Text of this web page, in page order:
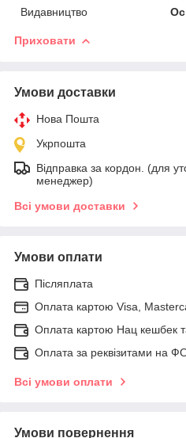
Видавництво
Приховати
Умови доставки
Нова Пошта
Укрпошта
Відправка за кордон. (для
менеджер)
Всі умови доставки
Умови оплати
Післяплата
Оплата картою Visa,
Оплата картою Нац кешбек
Оплата за реквізитами на
Всі умови оплати
Умови повернення